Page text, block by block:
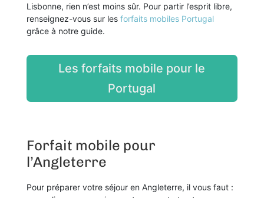
Lisbonne, rien n’est moins sûr. Pour partir l’esprit libre,
renseignez-vous sur lesforfaits mobiles Portugal
grâce à notre guide.
Les forfaits mobile pour le
Portugal
Forfait mobile pour
l’Angleterre
Pour préparer votre séjour en Angleterre, il vous faut :